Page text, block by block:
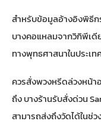
สำหรับข้อมูลอ้างอิงพิธี
บางคอแหลมจากวิกิพีเดี
ทางพุทธศาสนาในประเท
ควรสั่งพวงหรีดล่วงหน้า
ถึง บางร้านรับสั่งด่วน
สามารถส่งถึงวัดได้ในช่